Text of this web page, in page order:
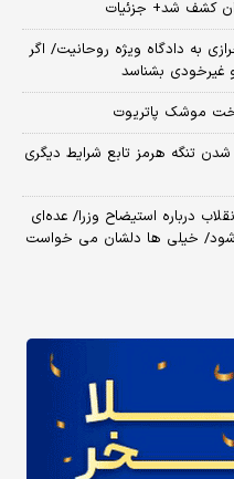
به دادگاه ویژه روحانیت/ اگر
غیرخودی بشناسد
موشک پاتریوت
تنگه هرمز تابع شرایط دیگری
درباره استیضاح وزرا/ عده‌ای
شود/ خیلی ها دلشان می خواست